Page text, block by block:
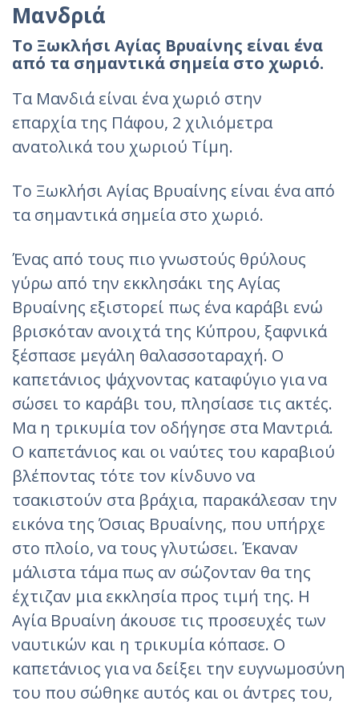
Μανδριά
Το Ξωκλήσι Αγίας Βρυαίνης είναι ένα
από τα σημαντικά σημεία στο χωριό.
Τα Μανδιά είναι ένα χωριό στην
επαρχία της Πάφου, 2 χιλιόμετρα
ανατολικά του χωριού Τίμη.
Το Ξωκλήσι Αγίας Βρυαίνης είναι ένα από
τα σημαντικά σημεία στο χωριό.
Ένας από τους πιο γνωστούς θρύλους
γύρω από την εκκλησάκι της Αγίας
Βρυαίνης εξιστορεί πως ένα καράβι ενώ
βρισκόταν ανοιχτά της Κύπρου, ξαφνικά
ξέσπασε μεγάλη θαλασσοταραχή. Ο
καπετάνιος ψάχνοντας καταφύγιο για να
σώσει το καράβι του, πλησίασε τις ακτές.
Μα η τρικυμία τον οδήγησε στα Μαντριά.
Ο καπετάνιος και οι ναύτες του καραβιού
βλέποντας τότε τον κίνδυνο να
τσακιστούν στα βράχια, παρακάλεσαν την
εικόνα της Όσιας Βρυαίνης, που υπήρχε
στο πλοίο, να τους γλυτώσει. Έκαναν
μάλιστα τάμα πως αν σώζονταν θα της
έχτιζαν μια εκκλησία προς τιμή της. Η
Αγία Βρυαίνη άκουσε τις προσευχές των
ναυτικών και η τρικυμία κόπασε. Ο
καπετάνιος για να δείξει την ευγνωμοσύνη
του που σώθηκε αυτός και οι άντρες του,